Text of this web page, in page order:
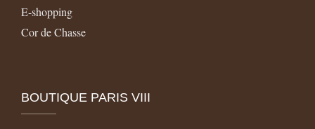
E-shopping
Cor de Chasse
BOUTIQUE PARIS VIII